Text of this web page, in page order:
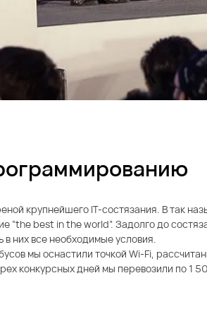
крупнейшего IT-состязания. В так
“the best in the world”. Задолго до
в них все необходимые условия.
мы оснастили точкой Wi-Fi,
конкурсных дней мы перевозили по 1